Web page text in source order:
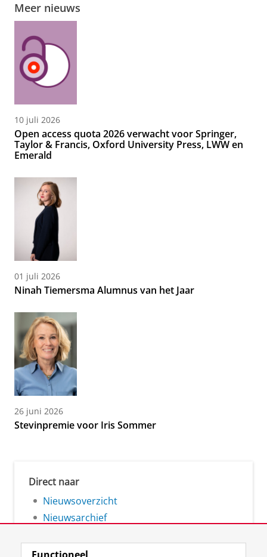
Meer nieuws
10 juli 2026
Open access quota 2026 verwacht voor Springer,
Taylor & Francis, Oxford University Press, LWW en
Emerald
01 juli 2026
Ninah Tiemersma Alumnus van het Jaar
26 juni 2026
Stevinpremie voor Iris Sommer
Direct naar
Nieuwsoverzicht
Nieuwsarchief